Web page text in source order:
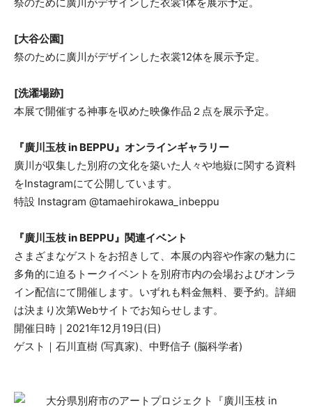
[大谷公園]
祭のために廣川がデザインした衣裳12体を展示予定。
[洗濯場跡]
本展で開催する神事を収めた映像作品２点を展示予定。
『廣川玉枝 in BEPPU』オンラインギャラリー
廣川が収集した別府の文化を築いた人々や地嶽に関する資料
をInstagramにて公開しています。
特設 Instagram @tamaehirokawa_inbeppu
『廣川玉枝 in BEPPU』関連イベント
さまざまなゲストをお招きして、本展の内容や作家の魅力に
多角的に迫るトークイベントを別府市内の会場およびオンラ
イン配信にて開催します。いずれも料金無料、要予約。詳細
は決まり次第Webサイトでお知らせします。
開催日時｜2021年12月19日(日)
ゲスト｜石川直樹 (写真家)、中野信子 (脳科学者)